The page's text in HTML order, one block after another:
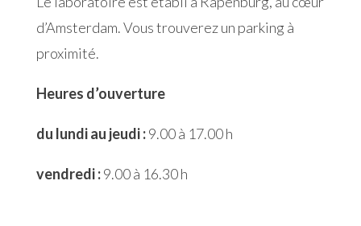
d’Amsterdam. Vous trouverez un parking à
proximité.
Heures d’ouverture
du lundi au jeudi :9.00 à 17.00 h
vendredi :9.00 à 16.30 h